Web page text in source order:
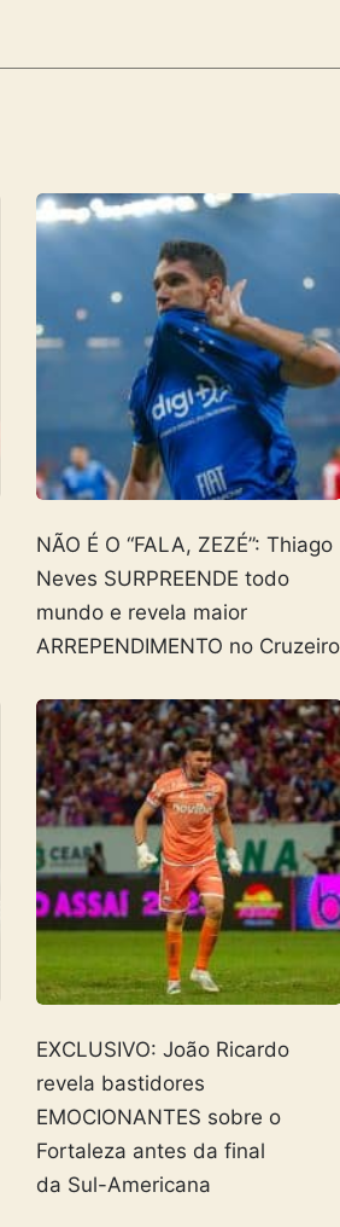
NÃO É O “FALA, ZEZÉ”: Thiago
Neves SURPREENDE todo
mundo e revela maior
ARREPENDIMENTO no Cruzeiro
EXCLUSIVO: João Ricardo
revela bastidores
EMOCIONANTES sobre o
Fortaleza antes da final
da Sul-Americana